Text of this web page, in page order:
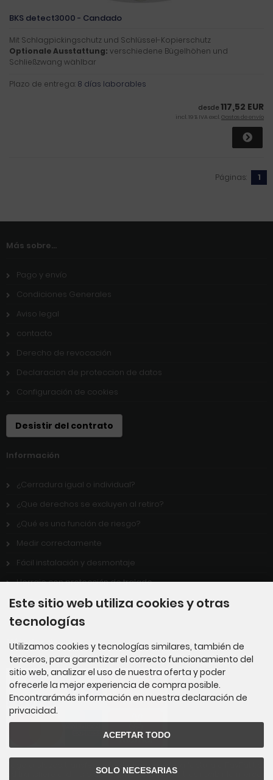
BKS detect3000 - Candado
Mit Schlagpickingschutz und Schlüssel-Kopierschutz
Optionale Ausstattung: verschiedene Bügelhöhen und
Schließzwang wählbar
Plazo de entrega: 8 días laborables
desde 117,52 EUR
incl. 19 % IVA excl.Gastos de envío
Páginas: 1
Más sobre...
Pago y envío
Condiciones Generales
Aviso legal
contacto
Derecho de revocación
Declaracion de proteccion de datos
Configuración de cookies
Desistir del contrato
Información
¿Cerradura igual o individual?
¿Que derechos se excluyen al retiro?
¿Qué es una función de riesgo?
Medir correctamente
Fácil instalación y desmontaje
Herraje con protección de tralado
Plazo de entrega
Métodos de pago
Pago a plazos: transferencia del importe de la factura a PayPal. Ust
ed transfiere el dinero directamente a PayPal tras recibir la mercan
Este sitio web utiliza cookies y otras
tecnologías
Utilizamos cookies y tecnologías similares, también de
terceros, para garantizar el correcto funcionamiento del
sitio web, analizar el uso de nuestra oferta y poder
ofrecerle la mejor experiencia de compra posible.
Encontrarámás información en nuestra declaración de
privacidad.
ACEPTAR TODO
SOLO NECESARIAS